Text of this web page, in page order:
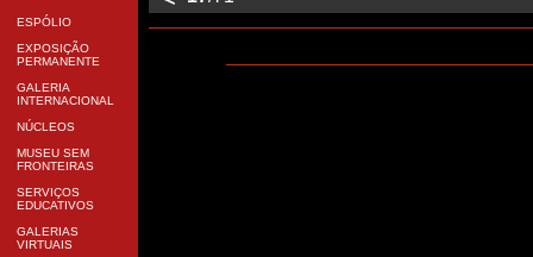
ESPÓLIO
EXPOSIÇÃO
PERMANENTE
GALERIA
INTERNACIONAL
NÚCLEOS
MUSEU SEM
FRONTEIRAS
SERVIÇOS
EDUCATIVOS
GALERIAS
VIRTUAIS